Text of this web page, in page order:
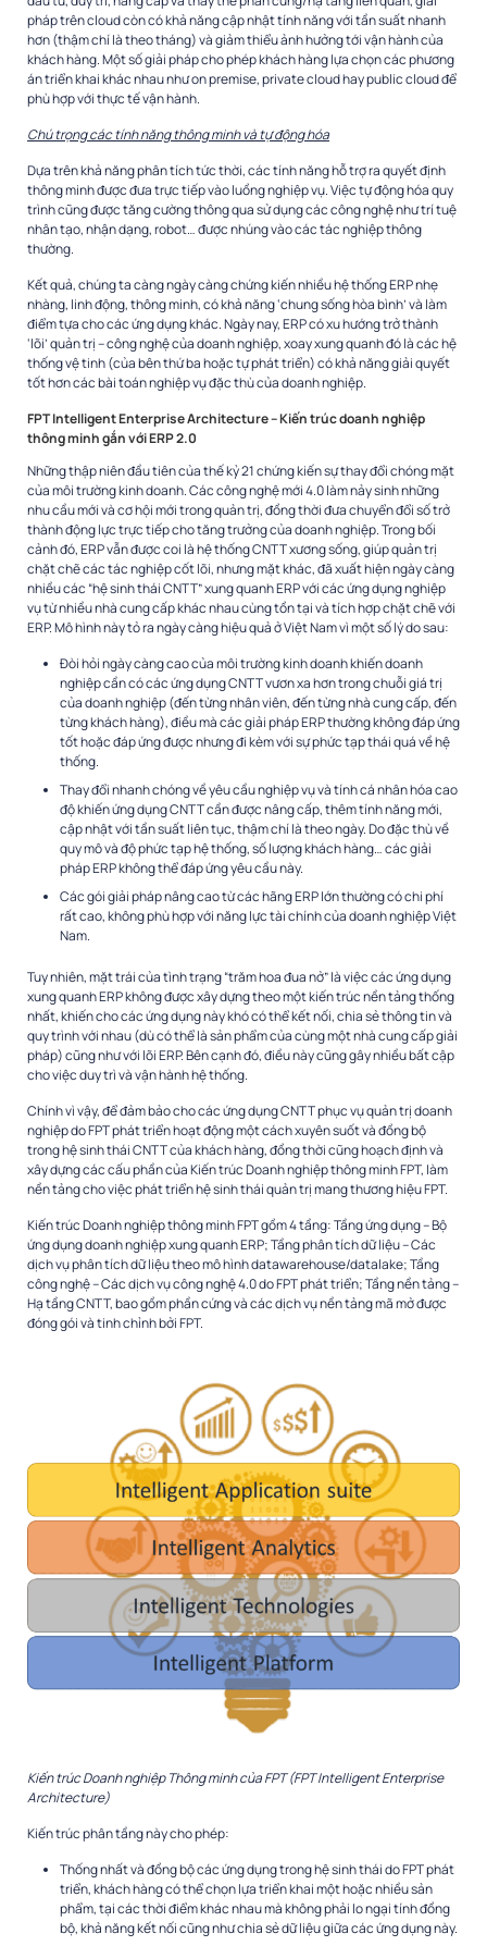
pháp trên cloud còn có khả năng cập nhật tính năng với tần suất nhanh
hơn (thậm chí là theo tháng) và giảm thiểu ảnh hưởng tới vận hành của
khách hàng. Một số giải pháp cho phép khách hàng lựa chọn các phương
án triển khai khác nhau như on premise, private cloud hay public cloud để
phù hợp với thực tế vận hành.
Chú trọng các tính năng thông minh và tự động hóa
Dựa trên khả năng phân tích tức thời, các tính năng hỗ trợ ra quyết định
thông minh được đưa trực tiếp vào luồng nghiệp vụ. Việc tự động hóa quy
trình cũng được tăng cường thông qua sử dụng các công nghệ như trí tuệ
nhân tạo, nhận dạng, robot… được nhúng vào các tác nghiệp thông
thường.
Kết quả, chúng ta càng ngày càng chứng kiến nhiều hệ thống ERP nhẹ
nhàng, linh động, thông minh, có khả năng ‘chung sống hòa bình’ và làm
điểm tựa cho các ứng dụng khác. Ngày nay, ERP có xu hướng trở thành
‘lõi’ quản trị – công nghệ của doanh nghiệp, xoay xung quanh đó là các hệ
thống vệ tinh (của bên thứ ba hoặc tự phát triển) có khả năng giải quyết
tốt hơn các bài toán nghiệp vụ đặc thù của doanh nghiệp.
FPT Intelligent Enterprise Architecture – Kiến trúc doanh nghiệp
thông minh gắn với ERP 2.0
Những thập niên đầu tiên của thế kỷ 21 chứng kiến sự thay đổi chóng mặt
của môi trường kinh doanh. Các công nghệ mới 4.0 làm nảy sinh những
nhu cầu mới và cơ hội mới trong quản trị, đồng thời đưa chuyển đổi số trở
thành động lực trực tiếp cho tăng trưởng của doanh nghiệp. Trong bối
cảnh đó, ERP vẫn được coi là hệ thống CNTT xương sống, giúp quản trị
chặt chẽ các tác nghiệp cốt lõi, nhưng mặt khác, đã xuất hiện ngày càng
nhiều các “hệ sinh thái CNTT” xung quanh ERP với các ứng dụng nghiệp
vụ từ nhiều nhà cung cấp khác nhau cùng tồn tại và tích hợp chặt chẽ với
ERP. Mô hình này tỏ ra ngày càng hiệu quả ở Việt Nam vì một số lý do sau:
Đòi hỏi ngày càng cao của môi trường kinh doanh khiến doanh
nghiệp cần có các ứng dụng CNTT vươn xa hơn trong chuỗi giá trị
của doanh nghiệp (đến từng nhân viên, đến từng nhà cung cấp, đến
từng khách hàng), điều mà các giải pháp ERP thường không đáp ứng
tốt hoặc đáp ứng được nhưng đi kèm với sự phức tạp thái quá về hệ
thống.
Thay đổi nhanh chóng về yêu cầu nghiệp vụ và tính cá nhân hóa cao
độ khiến ứng dụng CNTT cần được nâng cấp, thêm tính năng mới,
cập nhật với tần suất liên tục, thậm chí là theo ngày. Do đặc thù về
quy mô và độ phức tạp hệ thống, số lượng khách hàng… các giải
pháp ERP không thể đáp ứng yêu cầu này.
Các gói giải pháp nâng cao từ các hãng ERP lớn thường có chi phí
rất cao, không phù hợp với năng lực tài chính của doanh nghiệp Việt
Nam.
Tuy nhiên, mặt trái của tình trạng “trăm hoa đua nở” là việc các ứng dụng
xung quanh ERP không được xây dựng theo một kiến trúc nền tảng thống
nhất, khiến cho các ứng dụng này khó có thể kết nối, chia sẻ thông tin và
quy trình với nhau (dù có thể là sản phẩm của cùng một nhà cung cấp giải
pháp) cũng như với lõi ERP. Bên cạnh đó, điều này cũng gây nhiều bất cập
cho việc duy trì và vận hành hệ thống.
Chính vì vậy, để đảm bảo cho các ứng dụng CNTT phục vụ quản trị doanh
nghiệp do FPT phát triển hoạt động một cách xuyên suốt và đồng bộ
trong hệ sinh thái CNTT của khách hàng, đồng thời cũng hoạch định và
xây dựng các cấu phần của Kiến trúc Doanh nghiệp thông minh FPT, làm
nền tảng cho việc phát triển hệ sinh thái quản trị mang thương hiệu FPT.
Kiến trúc Doanh nghiệp thông minh FPT gồm 4 tầng: Tầng ứng dụng – Bộ
ứng dụng doanh nghiệp xung quanh ERP; Tầng phân tích dữ liệu – Các
dịch vụ phân tích dữ liệu theo mô hình datawarehouse/datalake; Tầng
công nghệ – Các dịch vụ công nghệ 4.0 do FPT phát triển; Tầng nền tảng –
Hạ tầng CNTT, bao gồm phần cứng và các dịch vụ nền tảng mã mở được
đóng gói và tinh chỉnh bởi FPT.
Kiến trúc Doanh nghiệp Thông minh của FPT (FPT Intelligent Enterprise
Architecture)
Kiến trúc phân tầng này cho phép:
Thống nhất và đồng bộ các ứng dụng trong hệ sinh thái do FPT phát
triển, khách hàng có thể chọn lựa triển khai một hoặc nhiều sản
phẩm, tại các thời điểm khác nhau mà không phải lo ngại tính đồng
bộ, khả năng kết nối cũng như chia sẻ dữ liệu giữa các ứng dụng này.